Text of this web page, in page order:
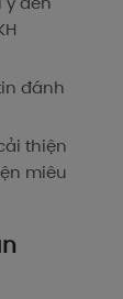
đánh
thiện
miêu